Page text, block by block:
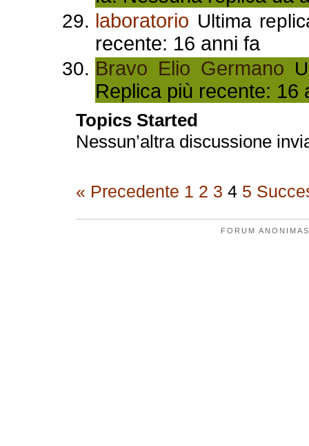
laboratorio Ultima
recente: 16 anni fa
Bravo Elio Germano
Replica più recente: 16
Topics Started
Nessun’altra discussione
« Precedente 1 2 3 4 5
FORUM